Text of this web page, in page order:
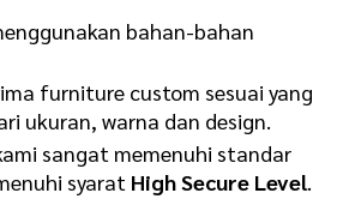
bahan-bahan
furniture custom sesuai yang
ukuran, warna dan design.
sangat memenuhi standar
syarat High Secure Level.